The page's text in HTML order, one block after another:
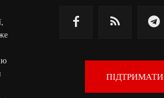
ПІДТРИМАТИ